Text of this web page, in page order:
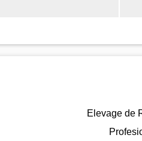
Elevage de